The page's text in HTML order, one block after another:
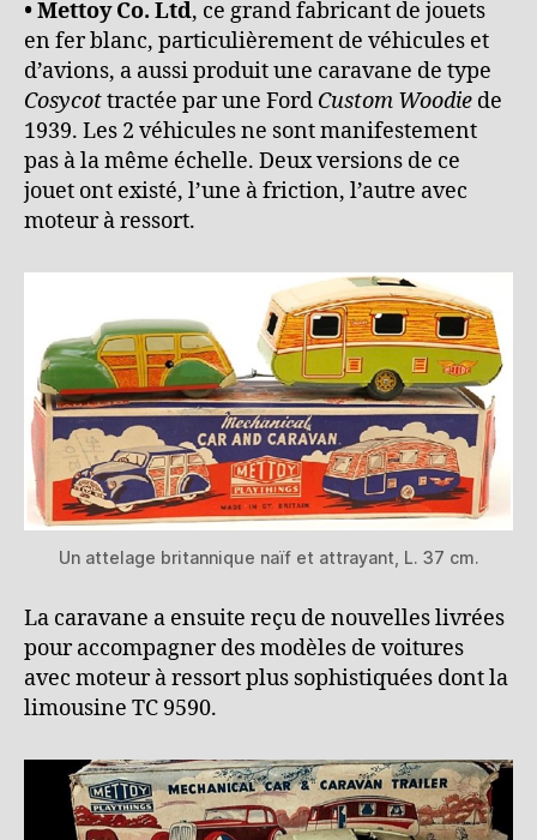
• Mettoy Co. Ltd, ce grand fabricant de jouets
en fer blanc, particulièrement de véhicules et
d’avions, a aussi produit une caravane de type
Cosycottractée par une Ford Custom Woodie de
1939. Les 2 véhicules ne sont manifestement
pas à la même échelle. Deux versions de ce
jouet ont existé, l’une à friction, l’autre avec
moteur à ressort.
Un attelage britannique naïf et attrayant, L. 37 cm.
La caravane a ensuite reçu de nouvelles livrées
pour accompagner des modèles de voitures
avec moteur à ressort plus sophistiquées dont la
limousine TC 9590.